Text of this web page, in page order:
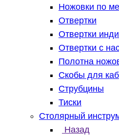
Ножовки по
Отвертки
Отвертки
Отвертки с
Полотна
Скобы для
Струбцины
Тиски
Столярный
Назад